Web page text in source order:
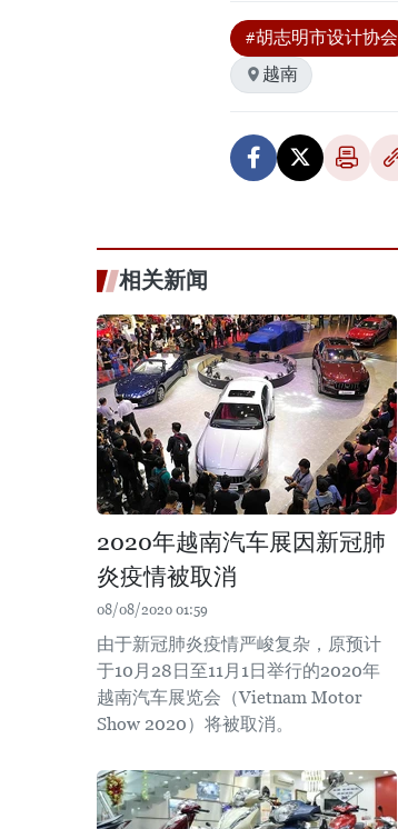
#胡志明市设计协会
越南
相关新闻
2020年越南汽车展因新冠肺
炎疫情被取消
08/08/2020 01:59
由于新冠肺炎疫情严峻复杂，原预计
于10月28日至11月1日举行的2020年
越南汽车展览会（Vietnam Motor
Show 2020）将被取消。